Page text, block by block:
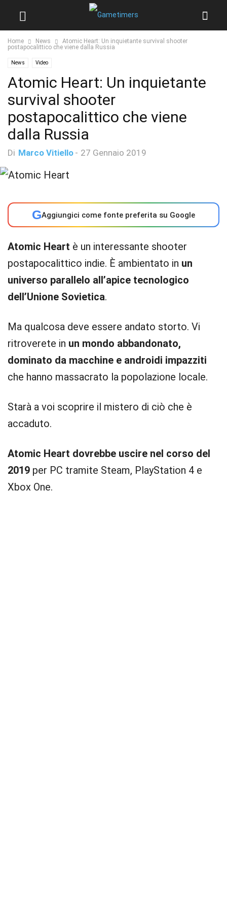
Home News
Atomic Heart: Un inquietante survival shooter
postapocalittico che viene dalla Russia
News Video
Atomic Heart: Un inquietante
survival shooter
postapocalittico che viene
dalla Russia
Di Marco Vitiello - 27 Gennaio 2019
GAggiungici come fonte preferita su Google
Atomic Heart è un interessante shooter
postapocalittico indie. È ambientato in un
universo parallelo all’apice tecnologico
dell’Unione Sovietica.
Ma qualcosa deve essere andato storto. Vi
ritroverete in un mondo abbandonato,
dominato da macchine e androidi impazziti
che hanno massacrato la popolazione locale.
Starà a voi scoprire il mistero di ciò che è
accaduto.
Atomic Heart dovrebbe uscire nel corso del
2019 per PC tramite Steam, PlayStation 4 e
Xbox One.